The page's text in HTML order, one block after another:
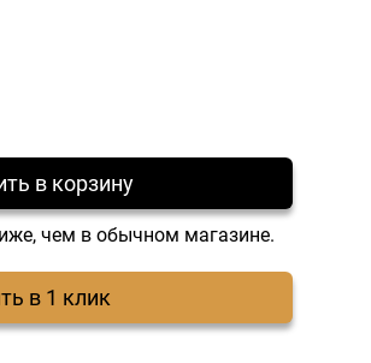
в корзину
чем в обычном магазине.
в 1 клик